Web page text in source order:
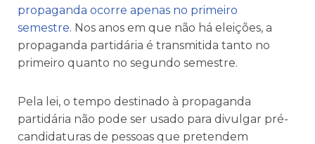
propaganda ocorre apenas no primeiro
semestre. Nos anos em que não há eleições, a
propaganda partidária é transmitida tanto no
primeiro quanto no segundo semestre.
Pela lei, o tempo destinado à propaganda
partidária não pode ser usado para divulgar pré-
candidaturas de pessoas que pretendem